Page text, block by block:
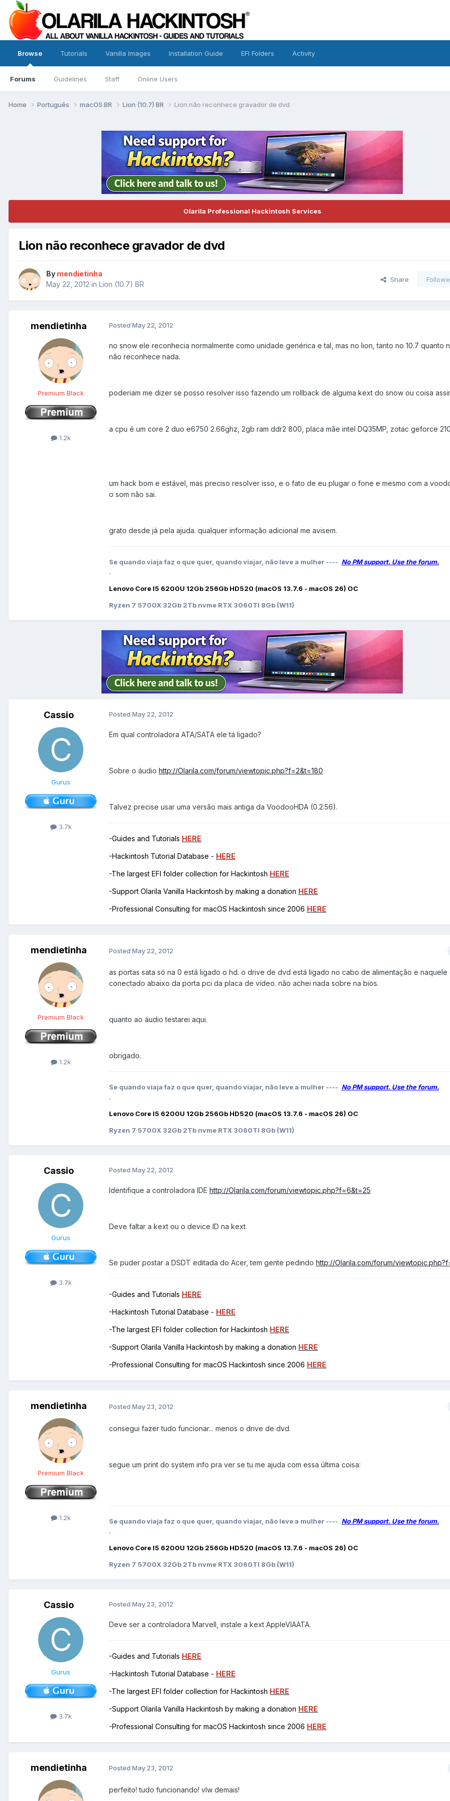
Browse
Forums Guidelines Staff Online Users
Tutorials Vanilla Images Installation Guide EFI Folders Activity
Home Português macOS BR Lion (10.7) BR Lion não reconhece gravador de dvd
Olarila Professional Hackintosh Services
Lion não reconhece gravador de dvd
By mendietinha
May 22, 2012 in Lion (10.7) BR
Share
mendietinha
Premium Black
1.2k
Posted May 22, 2012
no snow ele reconhecia normalmente como unidade genérica e tal, mas no lion, tanto no 10.7 quanto
não reconhece nada.
poderiam me dizer se posso resolver isso fazendo um rollback de alguma kext do snow ou coisa
a cpu é um core 2 duo e6750 2.66ghz, 2gb ram ddr2 800, placa mãe intel DQ35MP, zotac geforce
um hack bom e estável, mas preciso resolver isso, e o fato de eu plugar o fone e mesmo com a
o som não sai.
grato desde já pela ajuda. qualquer informação adicional me avisem.
Se quando viaja faz o que quer, quando viajar, não leve a mulher ---- No PM support. Use the forum.
.
Lenovo Core I5 6200U 12Gb 256Gb HD520 (macOS 13.7.6 - macOS 26) OC
Ryzen 7 5700X 32Gb 2Tb nvme RTX 3060TI 8Gb (W11)
Cassio
Gurus
3.7k
Posted May 22, 2012
Em qual controladora ATA/SATA ele tá ligado?
Sobre o áudio http://Olarila.com/forum/viewtopic.php?f=2&t=180
Talvez precise usar uma versão mais antiga da VoodooHDA (0.2.56).
-Guides and Tutorials HERE
-Hackintosh Tutorial Database - HERE
-The largest EFI folder collection for Hackintosh HERE
-Support Olarila Vanilla Hackintosh by making a donation HERE
-Professional Consulting for macOS Hackintosh since 2006 HERE
mendietinha
Premium Black
1.2k
Posted May 22, 2012
as portas sata só na 0 está ligado o hd. o drive de dvd está ligado no cabo de alimentação e naquele
conectado abaixo da porta pci da placa de vídeo. não achei nada sobre na bios.
quanto ao áudio testarei aqui.
obrigado.
Se quando viaja faz o que quer, quando viajar, não leve a mulher ---- No PM support. Use the forum.
.
Lenovo Core I5 6200U 12Gb 256Gb HD520 (macOS 13.7.6 - macOS 26) OC
Ryzen 7 5700X 32Gb 2Tb nvme RTX 3060TI 8Gb (W11)
Cassio
Gurus
3.7k
Posted May 22, 2012
Identifique a controladora IDE http://Olarila.com/forum/viewtopic.php?f=6&t=25
Deve faltar a kext ou o device ID na kext.
Se puder postar a DSDT editada do Acer, tem gente pedindo http://Olarila.com/forum/
-Guides and Tutorials HERE
-Hackintosh Tutorial Database - HERE
-The largest EFI folder collection for Hackintosh HERE
-Support Olarila Vanilla Hackintosh by making a donation HERE
-Professional Consulting for macOS Hackintosh since 2006 HERE
mendietinha
Premium Black
1.2k
Posted May 23, 2012
consegui fazer tudo funcionar... menos o drive de dvd.
segue um print do system info pra ver se tu me ajuda com essa última coisa:
Se quando viaja faz o que quer, quando viajar, não leve a mulher ---- No PM support. Use the forum.
.
Lenovo Core I5 6200U 12Gb 256Gb HD520 (macOS 13.7.6 - macOS 26) OC
Ryzen 7 5700X 32Gb 2Tb nvme RTX 3060TI 8Gb (W11)
Cassio
Gurus
3.7k
Posted May 23, 2012
Deve ser a controladora Marvell, instale a kext AppleVIAATA.
-Guides and Tutorials HERE
-Hackintosh Tutorial Database - HERE
-The largest EFI folder collection for Hackintosh HERE
-Support Olarila Vanilla Hackintosh by making a donation HERE
-Professional Consulting for macOS Hackintosh since 2006 HERE
mendietinha Posted May 23, 2012
perfeito! tudo funcionando! vlw demais!